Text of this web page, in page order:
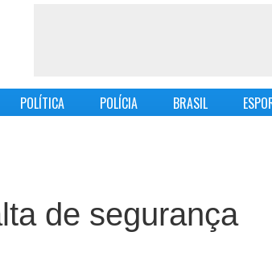
POLÍTICA POLÍCIA BRASIL
de segurança